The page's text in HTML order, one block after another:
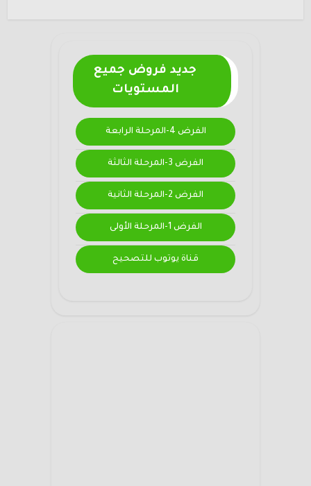
جديد فروض جميع
المستويات
الفرض 4-المرحلة الرابعة
الفرض 3-المرحلة الثالثة
الفرض 2-المرحلة الثانية
الفرض 1-المرحلة الأولى
قناة يوتوب للتصحيح